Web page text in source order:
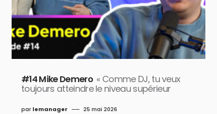
#14 Mike Demero « Comme DJ, tu veux
toujours atteindre le niveau supérieur
par lemanager 25 mai 2026